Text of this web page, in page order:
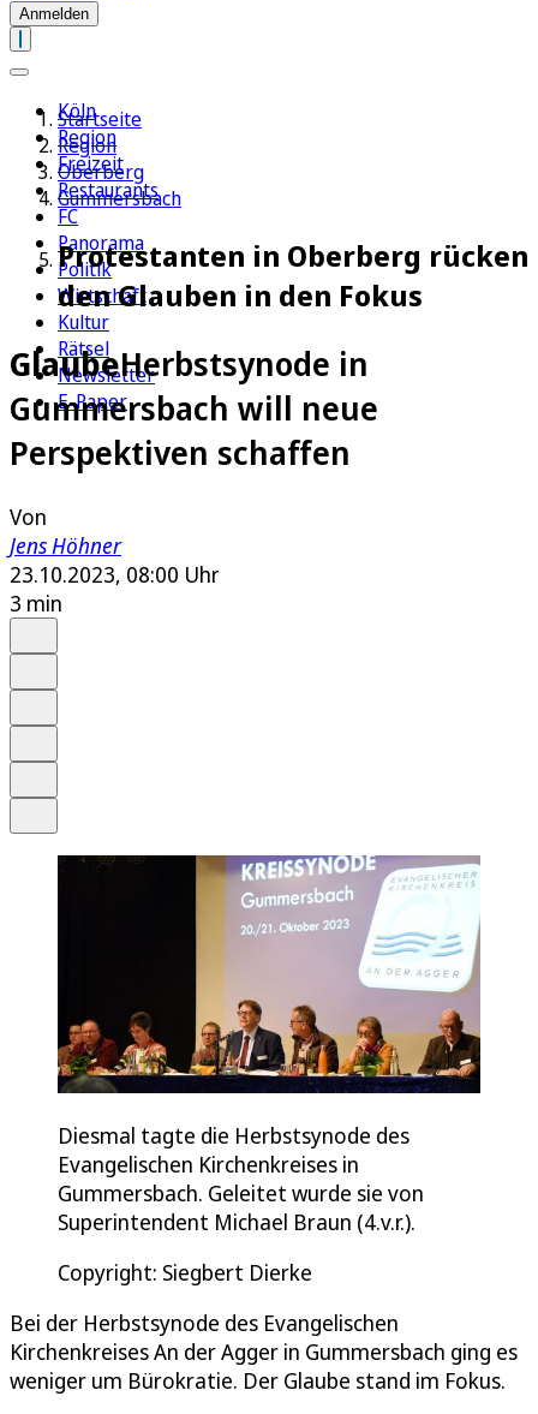
Anmelden
Köln
Region
Freizeit
Restaurants
FC
Panorama
Politik
Wirtschaft
Kultur
Rätsel
Newsletter
E-Paper
Startseite
Region
Oberberg
Gummersbach
Protestanten in Oberberg rücken
den Glauben in den Fokus
GlaubeHerbstsynode in
Gummersbach will neue
Perspektiven schaffen
Von
Jens Höhner
23.10.2023, 08:00 Uhr
3 min
Diesmal tagte die Herbstsynode des
Evangelischen Kirchenkreises in
Gummersbach. Geleitet wurde sie von
Superintendent Michael Braun (4.v.r.).
Copyright: Siegbert Dierke
Bei der Herbstsynode des Evangelischen
Kirchenkreises An der Agger in Gummersbach ging es
weniger um Bürokratie. Der Glaube stand im Fokus.